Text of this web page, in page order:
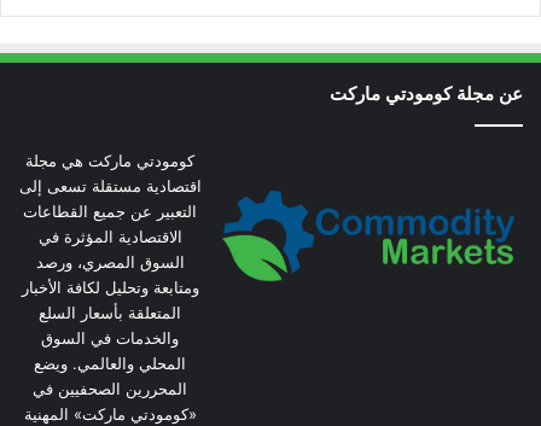
عن مجلة كومودتي ماركت
كومودتي ماركت هي مجلة
اقتصادية مستقلة تسعى إلى
التعبير عن جميع القطاعات
الاقتصادية المؤثرة في
السوق المصري، ورصد
ومتابعة وتحليل لكافة الأخبار
المتعلقة بأسعار السلع
والخدمات في السوق
المحلي والعالمي. ويضع
المحررين الصحفيين في
«كومودتي ماركت» المهنية